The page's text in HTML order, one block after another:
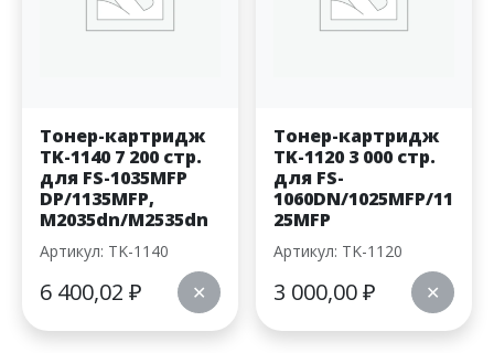
Тонер-картридж
TK-1140 7 200 стр.
для FS-1035MFP
DP/1135MFP,
M2035dn/M2535dn
Артикул: TK-1140
6 400,02 ₽ ✕
Тонер-картридж
TK-1120 3 000 стр.
для FS-
1060DN/1025MFP/11
25MFP
Артикул: TK-1120
3 000,00₽ ✕